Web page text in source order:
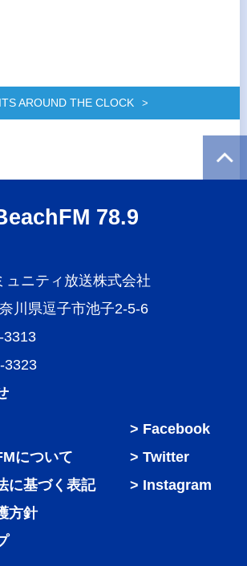
AROUND THE CLOCK
78.9
ュニティ放送株式会社
川県逗子市池子2-5-6
3313
3323
について
に基づく表記
方針
Facebook
Twitter
Instagram